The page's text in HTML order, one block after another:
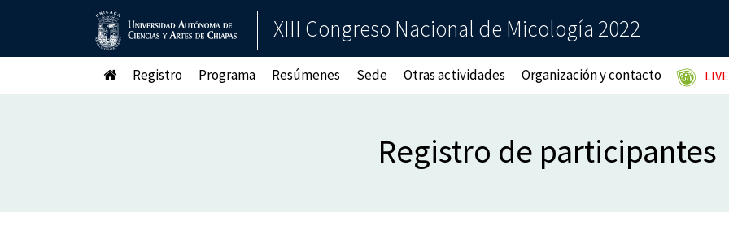
XIII Congreso Nacional de Micología 2022
Registro Programa Resúmenes Sede Otras actividades Organización y contacto LIVE
Registro de participantes